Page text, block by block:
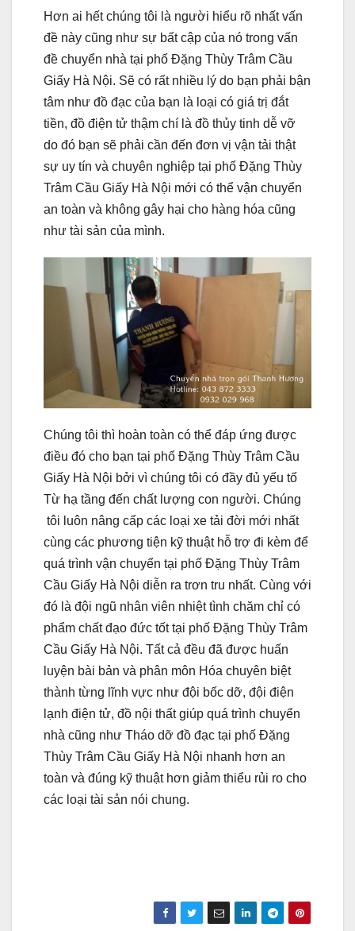
Hơn ai hết chúng tôi là người hiểu rõ nhất vấn
đề này cũng như sự bất cập của nó trong vấn
đề chuyển nhà tại phố Đặng Thùy Trâm Cầu
Giấy Hà Nội. Sẽ có rất nhiều lý do bạn phải bận
tâm như đồ đạc của bạn là loại có giá trị đắt
tiền, đồ điện tử thậm chí là đồ thủy tinh dễ vỡ
do đó bạn sẽ phải cần đến đơn vị vận tải thật
sự uy tín và chuyên nghiệp tại phố Đặng Thùy
Trâm Cầu Giấy Hà Nội mới có thể vận chuyển
an toàn và không gây hại cho hàng hóa cũng
như tài sản của mình.
Chúng tôi thì hoàn toàn có thể đáp ứng được
điều đó cho bạn tại phố Đặng Thùy Trâm Cầu
Giấy Hà Nội bởi vì chúng tôi có đầy đủ yếu tố
Từ hạ tầng đến chất lượng con người. Chúng
tôi luôn nâng cấp các loại xe tải đời mới nhất
cùng các phương tiện kỹ thuật hỗ trợ đi kèm để
quá trình vận chuyển tại phố Đặng Thùy Trâm
Cầu Giấy Hà Nội diễn ra trơn tru nhất. Cùng với
đó là đội ngũ nhân viên nhiệt tình chăm chỉ có
phẩm chất đạo đức tốt tại phố Đặng Thùy Trâm
Cầu Giấy Hà Nội. Tất cả đều đã được huấn
luyện bài bản và phân môn Hóa chuyên biệt
thành từng lĩnh vực như đội bốc dỡ, đội điện
lạnh điện tử, đồ nội thất giúp quá trình chuyển
nhà cũng như Tháo dỡ đồ đạc tại phố Đặng
Thùy Trâm Cầu Giấy Hà Nội nhanh hơn an
toàn và đúng kỹ thuật hơn giảm thiểu rủi ro cho
các loại tài sản nói chung.